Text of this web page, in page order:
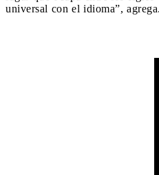
universal con el idioma”, agrega.